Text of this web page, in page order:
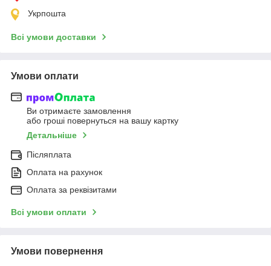
Укрпошта
Всі умови доставки
Умови оплати
Ви отримаєте замовлення
або гроші повернуться на вашу картку
Детальніше
Післяплата
Оплата на рахунок
Оплата за реквізитами
Всі умови оплати
Умови повернення